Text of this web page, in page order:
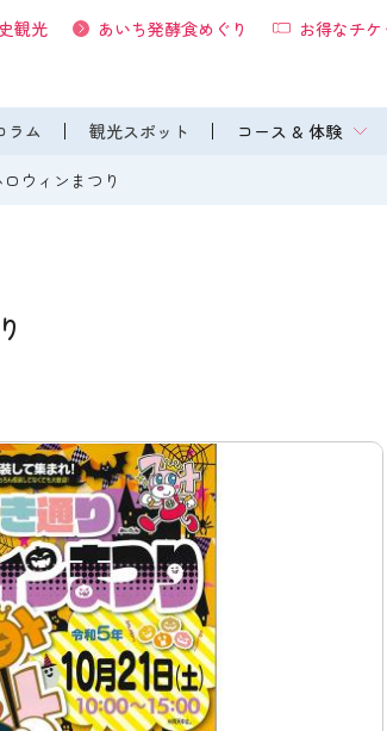
ラム 観光スポット コース & 体験
観光 あいち発酵食めぐり お得なチケ
ウィンまつり